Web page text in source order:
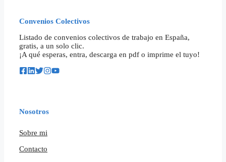
Convenios Colectivos
Listado de convenios colectivos de trabajo en España,
gratis, a un solo clic.
¡A qué esperas, entra, descarga en pdf o imprime el tuyo!
Nosotros
Sobre mi
Contacto